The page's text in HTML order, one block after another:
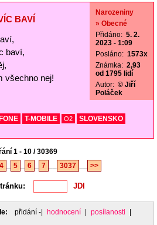
BAVÍ
baví,
všechno nej!
Narozeniny
» Obecné
Přidáno: 5. 2.
2023 - 1:09
Posláno: 1573x
Známka: 2,93
od 1795 lidí
Autor: © Jiří
Poláček
T-MOBILE O2
SLOVENSKO
1 - 10 / 30369
4 5 6 7 3037 >>
přidání -| hodnocení posílanosti